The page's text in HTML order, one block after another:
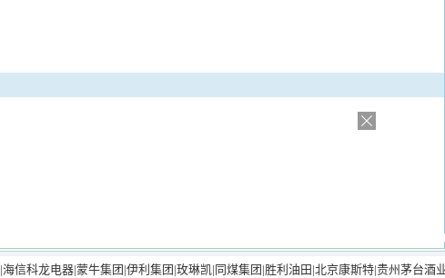
|海信科龙电器|蒙牛集团|伊利集团 |玫琳凯| 同煤集团 |胜利油田 |北京康斯特|贵州茅台酒